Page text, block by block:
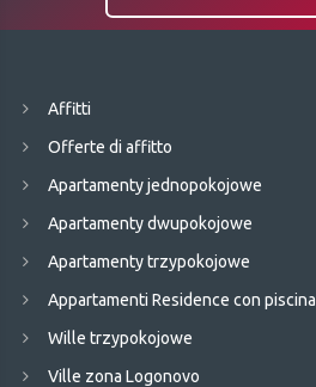
Affitti
Offerte di affitto
Apartamenty jednopokojowe
Apartamenty dwupokojowe
Apartamenty trzypokojowe
Appartamenti Residence con piscina
Wille trzypokojowe
Ville zona Logonovo